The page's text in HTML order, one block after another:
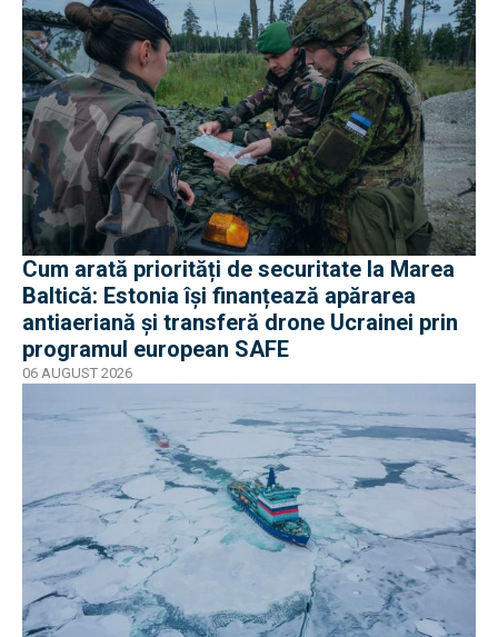
Cum arată priorități de securitate la Marea
Baltică: Estonia își finanțează apărarea
antiaeriană și transferă drone Ucrainei prin
programul european SAFE
06 AUGUST 2026